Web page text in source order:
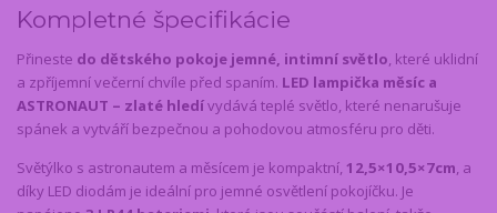
Kompletné špecifikácie
Přineste do dětského pokoje jemné, intimní světlo, které uklidní
a zpříjemní večerní chvíle před spaním. LED lampička měsíc a
ASTRONAUT – zlaté hledívydává teplé světlo, které nenarušuje
spánek a vytváří bezpečnou a pohodovou atmosféru pro děti.
Světýlko s astronautem a měsícem je kompaktní, 12,5×10,5×7cm, a
díky LED diodám je ideální pro jemné osvětlení pokojíčku. Je